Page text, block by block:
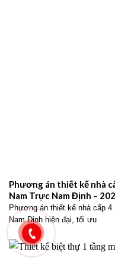
Phương án thiết kế nhà
Nam Trực Nam Định –
Phương án thiết kế nhà cấp
Nam Định hiện đại, tối ưu